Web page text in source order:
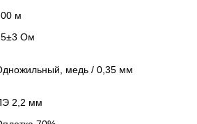
м
Ом
медь / 0,35 мм
2,2 мм